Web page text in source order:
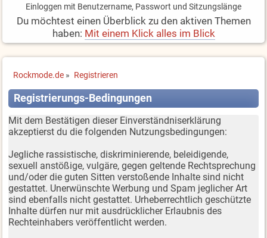
Einloggen mit Benutzername, Passwort und Sitzungslänge
Du möchtest einen Überblick zu den aktiven Themen
haben: Mit einem Klick alles im Blick
Rockmode.de » Registrieren
Registrierungs-Bedingungen
Mit dem Bestätigen dieser Einverständniserklärung
akzeptierst du die folgenden Nutzungsbedingungen:
Jegliche rassistische, diskriminierende, beleidigende,
sexuell anstößige, vulgäre, gegen geltende Rechtsprechung
und/oder die guten Sitten verstoßende Inhalte sind nicht
gestattet. Unerwünschte Werbung und Spam jeglicher Art
sind ebenfalls nicht gestattet. Urheberrechtlich geschützte
Inhalte dürfen nur mit ausdrücklicher Erlaubnis des
Rechteinhabers veröffentlicht werden.